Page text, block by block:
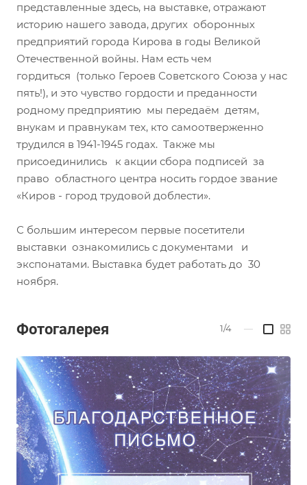
представленные здесь, на выставке, отражают
историю нашего завода, других оборонных
предприятий города Кирова в годы Великой
Отечественной войны. Нам есть чем
гордиться (только Героев Советского Союза у нас
пять!), и это чувство гордости и преданности
родному предприятию мы передаём детям,
внукам и правнукам тех, кто самоотверженно
трудился в 1941-1945 годах. Также мы
присоединились к акции сбора подписей за
право областного центра носить гордое звание
«Киров - город трудовой доблести».
С большим интересом первые посетители
выставки ознакомились с документами и
экспонатами. Выставка будет работать до 30
ноября.
Фотогалерея 1/4 —